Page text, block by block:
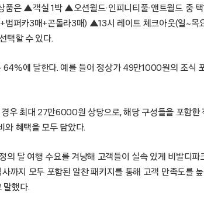
품은 ▲객실 1박 ▲오션월드·인피니티풀·앤트월드 중
퍼카3매+곤돌라3매) ▲13시 레이트 체크아웃(일~목
택할 수 있다.
에 달한다. 예를 들어 정상가 49만1000원의 조식
우 최대 27만6000원 상당으로, 해당 구성들을 포함한
와 혜택을 모두 담았다.
의 달 여행 수요를 겨냥해 고객들이 실속 있게 비발디파
까지 모두 포함된 알찬 패키지를 통해 고객 만족도를
말했다.